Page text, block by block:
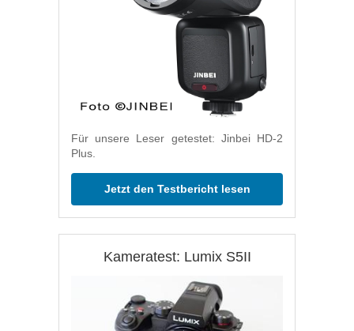
Für unsere Leser getestet: Jinbei HD-2
Plus.
Jetzt den Testbericht lesen
Kameratest: Lumix S5II